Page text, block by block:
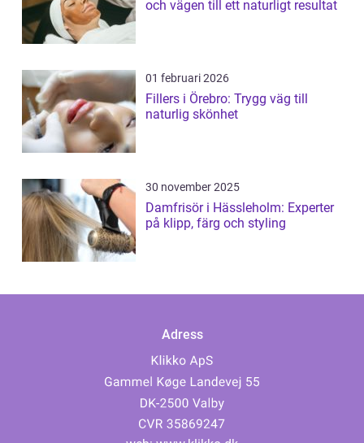
och vägen till ett naturligt resultat
01 februari 2026
Fillers i Örebro: Trygg väg till
naturlig skönhet
30 november 2025
Damfrisör i Hässleholm: Experter
på klipp, färg och styling
Adress